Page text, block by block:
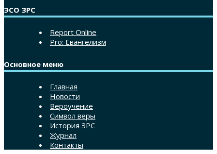
ЭСО ЗРС
Report Online
Pro: Евангелизм
Основное меню
Главная
Новости
Вероучение
Символ веры
История ЗРС
Журнал
Контакты